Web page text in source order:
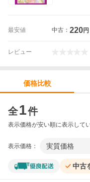
最安値 中古： 220円
レビュー
価格比較
全1件
表示価格が安い順に表示して
表示価格： 実質価格
中古